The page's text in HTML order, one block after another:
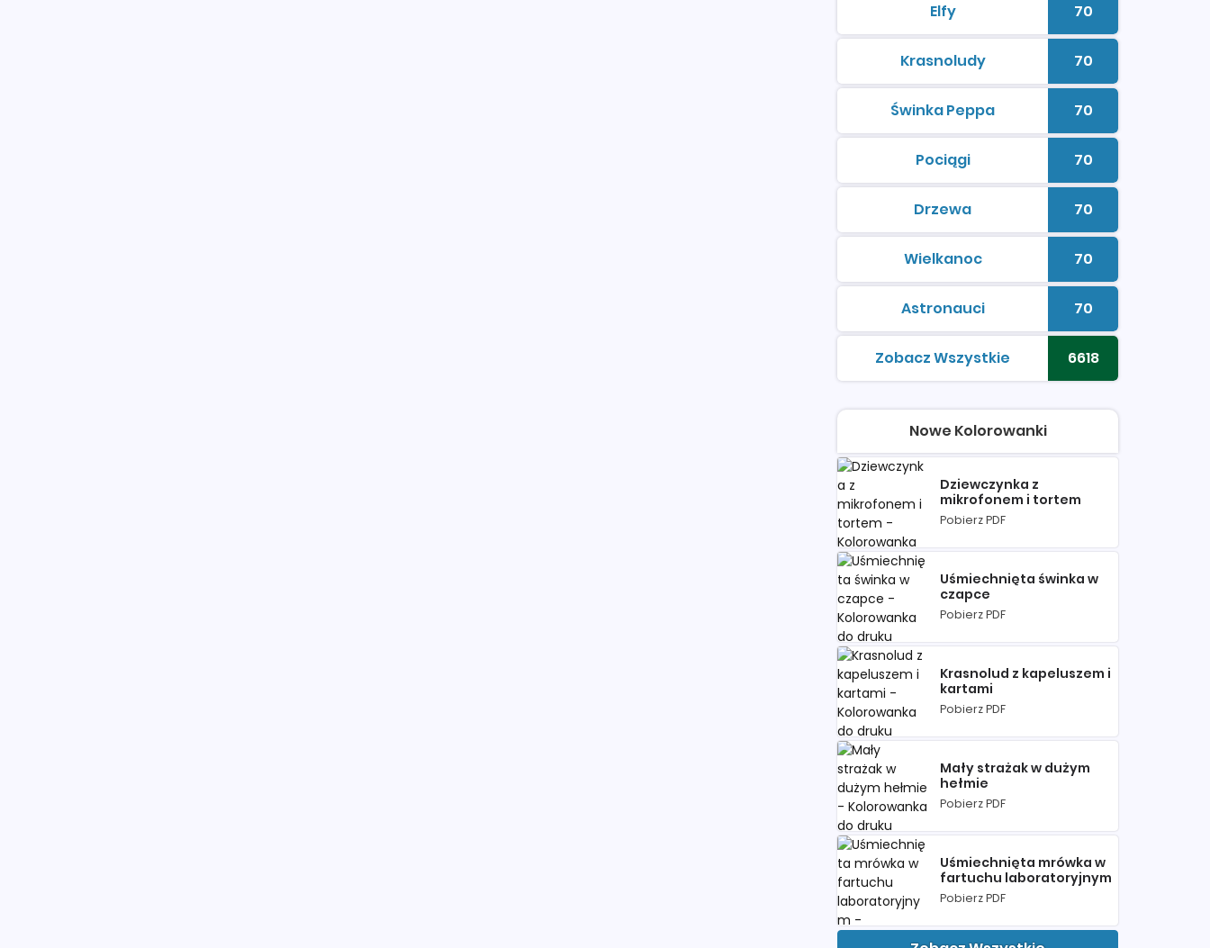
Elfykolorowanki do drukuLiczba
70
Krasnoludy
kolorowanki do drukuLiczba
70
Świnka Peppakolorowanki do drukuLiczba
70
Pociągi
kolorowanki do drukuLiczba
70
Drzewakolorowanki do drukuLiczba
70
Wielkanockolorowanki do drukuLiczba
70
Astronaucikolorowanki do drukuLiczba
70
Zobacz Wszystkiekolorowanki do drukuLiczba
6618
Nowe Kolorowanki
Dziewczynka z
mikrofonem i tortem
Pobierz PDF
Uśmiechnięta świnka w
czapce
Pobierz PDF
Krasnolud z kapeluszem i
kartami
Pobierz PDF
Mały strażak w dużym
hełmie
Pobierz PDF
Uśmiechnięta mrówka w
fartuchu laboratoryjnym
Pobierz PDF